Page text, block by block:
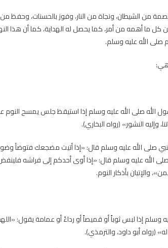
من الشيطان، ونجاة من النار، وفوز بالحسنات، وحفظ
ما أهمه من أمر، كما يحصل له الهداية، كما أن هذا
صلى الله عليه وسلم.
الله صلى الله عليه وسلم إذا استيقظ جلس يمسح النوم
وإليه النشور» (رواه البخاري).
صلى الله عليه وسلم قال: «إذا أتيت مضجعك فتوضأ
الله عليه وسلم قال: «إذا أوى أحدكم إلى فراشه
والإتيان بأذكار النوم.
وسلم إذا لبس ثوباً أو قميصاً أو رداءً أو عمامة يقول:
(رواه أبو داود، والترمذي).